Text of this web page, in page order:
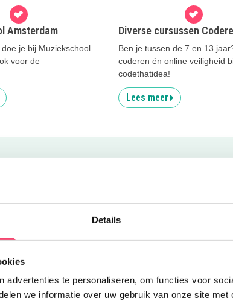
Details
advertenties te personaliseren, om functies voor
we informatie over uw gebruik van onze site met
Amsterdam
je bij Muziekschool
voor de
Diverse cursussen
Ben je tussen de 7 en 13
coderen én online veiligheid
codethatidea!
Lees meer